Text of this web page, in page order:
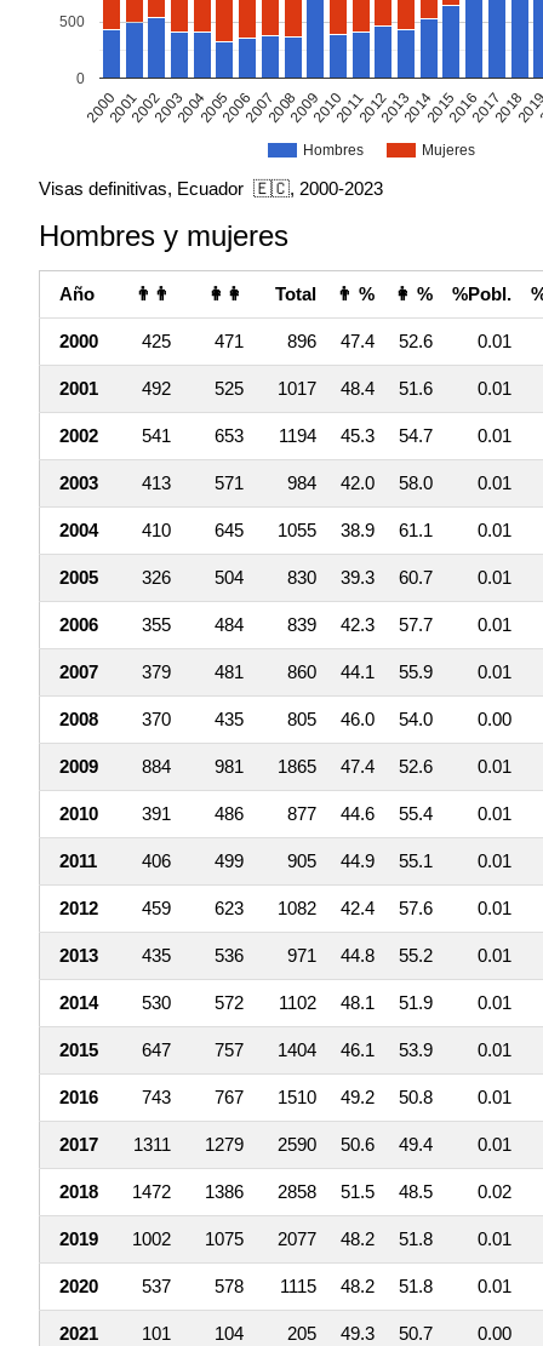
Hombres Mujeres
2000200120022003200420052006200720082009201020112012201320142015201620172018
0
500
Visas definitivas, Ecuador 🇪🇨, 2000-2023
Hombres y mujeres
Año 👨👨 👩👩 Total 👨 % 👩 % %Pobl.
2000 425 471 896 47.4 52.6 0.01
2001 492 525 1017 48.4 51.6 0.01
2002 541 653 1194 45.3 54.7 0.01
2003 413 571 984 42.0 58.0 0.01
2004 410 645 1055 38.9 61.1 0.01
2005 326 504 830 39.3 60.7 0.01
2006 355 484 839 42.3 57.7 0.01
2007 379 481 860 44.1 55.9 0.01
2008 370 435 805 46.0 54.0 0.00
2009 884 981 1865 47.4 52.6 0.01
2010 391 486 877 44.6 55.4 0.01
2011 406 499 905 44.9 55.1 0.01
2012 459 623 1082 42.4 57.6 0.01
2013 435 536 971 44.8 55.2 0.01
2014 530 572 1102 48.1 51.9 0.01
2015 647 757 1404 46.1 53.9 0.01
2016 743 767 1510 49.2 50.8 0.01
2017 1311 1279 2590 50.6 49.4 0.01
2018 1472 1386 2858 51.5 48.5 0.02
2019 1002 1075 2077 48.2 51.8 0.01
2020 537 578 1115 48.2 51.8 0.01
2021 101 104 205 49.3 50.7 0.00